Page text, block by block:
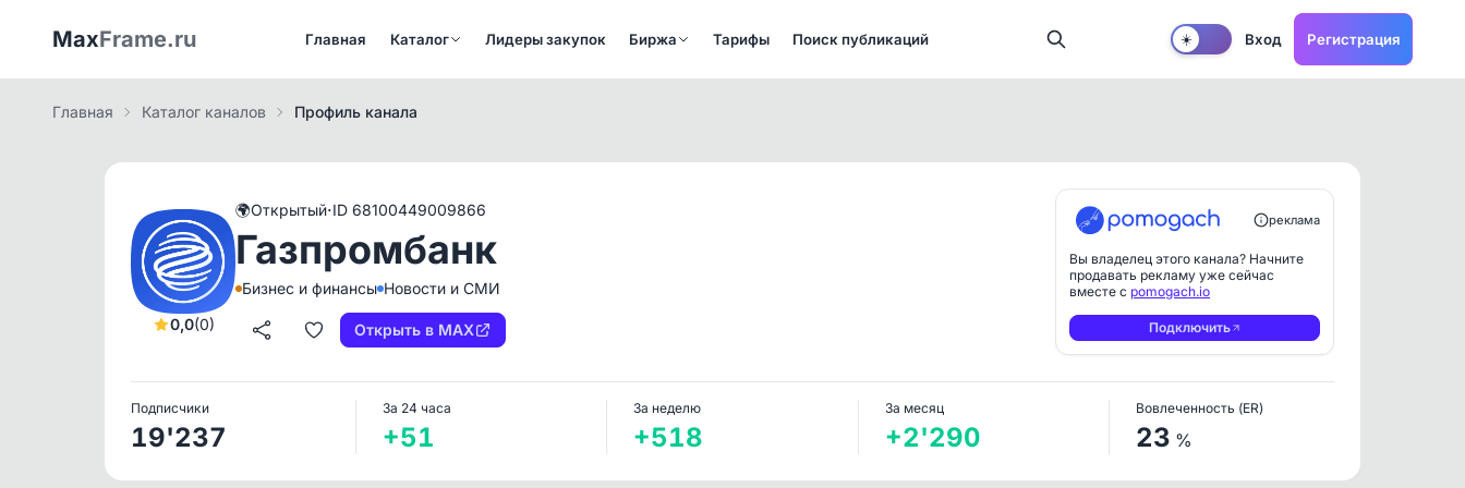
MaxFrame.ru Главная Каталог Лидеры закупок Биржа Тарифы Поиск публикаций ☀️ Вход Регистрация
Главная Каталог каналов Профиль канала
0,0(0)
🌍Открытый·ID 68100449009866
Газпромбанк
Бизнес и финансы Новости и СМИ
Открыть в MAX
реклама
Вы владелец этого канала? Начните
продавать рекламу уже сейчас
вместе с pomogach.io
Подключить
Подписчики
19'237
За 24 часа
+51
За неделю
+518
За месяц
+2'290
Вовлеченность (ER)
23 %